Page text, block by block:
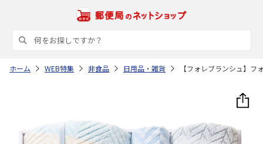
ホーム WEB特集 非食品 日用品・雑貨 【フォレブランシュ】